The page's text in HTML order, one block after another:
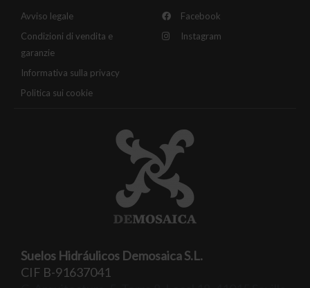
Avviso legale
Condizioni di vendita e
garanzie
Informativa sulla privacy
Politica sui cookie
Facebook
Instagram
Suelos Hidráulicos Demosaica S.L.
CIF B-91637041